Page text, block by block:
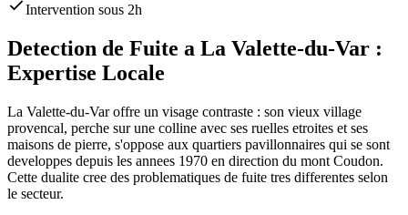
Intervention sous 2h
Detection de Fuite a La Valette-du-Var :
Expertise Locale
La Valette-du-Var offre un visage contraste : son vieux village
provencal, perche sur une colline avec ses ruelles etroites et ses
maisons de pierre, s'oppose aux quartiers pavillonnaires qui se sont
developpes depuis les annees 1970 en direction du mont Coudon.
Cette dualite cree des problematiques de fuite tres differentes selon
le secteur.